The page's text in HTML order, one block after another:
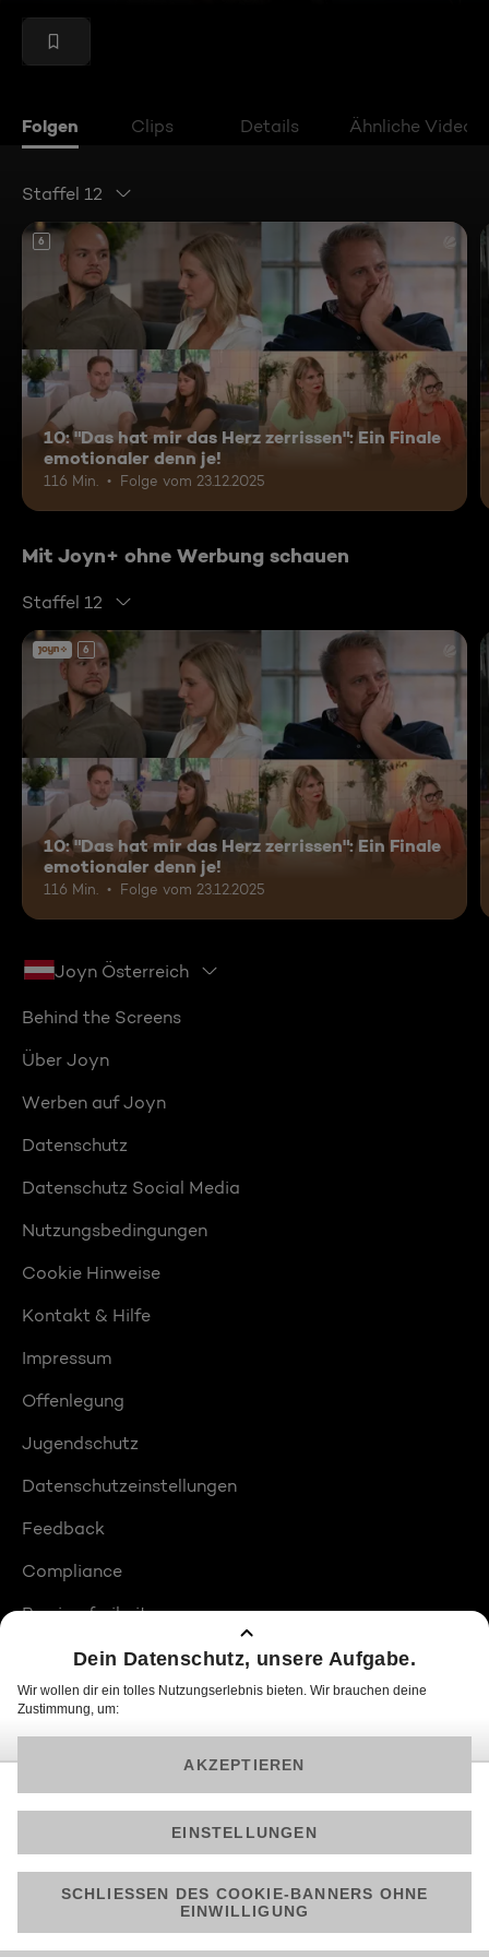
Folgen Clips Details Ähnliche Videos
Staffel 12
6
10: "Das hat mir das Herz zerrissen": Ein Finale
emotionaler denn je!
116 Min. Folge vom 23.12.2025
Mit Joyn+ ohne Werbung schauen
Staffel 12
6
10: "Das hat mir das Herz zerrissen": Ein Finale
emotionaler denn je!
116 Min. Folge vom 23.12.2025
Joyn Österreich
Behind the Screens
Über Joyn
Werben auf Joyn
Datenschutz
Datenschutz Social Media
Nutzungsbedingungen
Cookie Hinweise
Kontakt & Hilfe
Impressum
Offenlegung
Jugendschutz
Datenschutzeinstellungen
Feedback
Compliance
Barrierefreiheit
Produktplatzierungen